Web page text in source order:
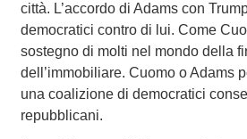
città. L’accordo di Adams con
democratici contro di lui. Come
sostegno di molti nel mondo della
dell’immobiliare. Cuomo o Adams
una coalizione di democratici
repubblicani.